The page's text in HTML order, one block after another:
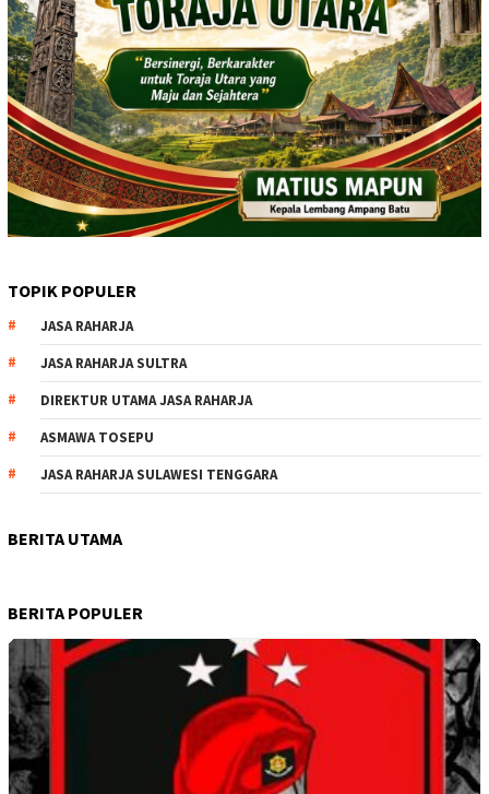
TOPIK POPULER
JASA RAHARJA
JASA RAHARJA SULTRA
DIREKTUR UTAMA JASA RAHARJA
ASMAWA TOSEPU
JASA RAHARJA SULAWESI TENGGARA
BERITA UTAMA
BERITA POPULER